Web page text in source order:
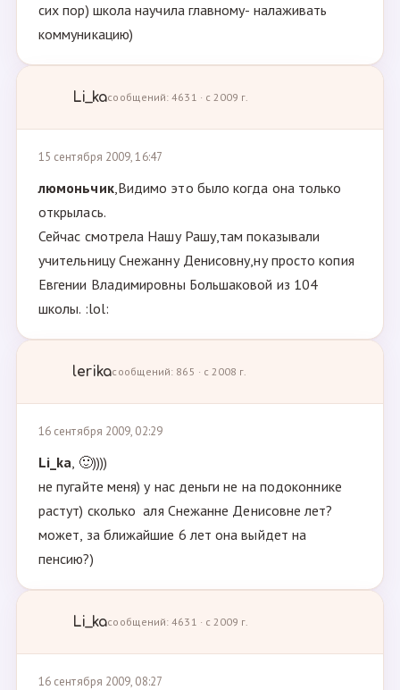
сих пор) школа научила главному- налаживать
коммуникацию)
Li_kaсообщений: 4631 · с 2009 г.
15 сентября 2009, 16:47
люмоньчик,Видимо это было когда она только
открылась.
Сейчас смотрела Нашу Рашу,там показывали
учительницу Снежанну Денисовну,ну просто копия
Евгении Владимировны Большаковой из 104
школы. :lol:
lerikaсообщений: 865 · с 2008 г.
16 сентября 2009, 02:29
Li_ka, 🙂))))
не пугайте меня) у нас деньги не на подоконнике
растут) сколько аля Снежанне Денисовне лет?
может, за ближайшие 6 лет она выйдет на
пенсию?)
Li_kaсообщений: 4631 · с 2009 г.
16 сентября 2009, 08:27